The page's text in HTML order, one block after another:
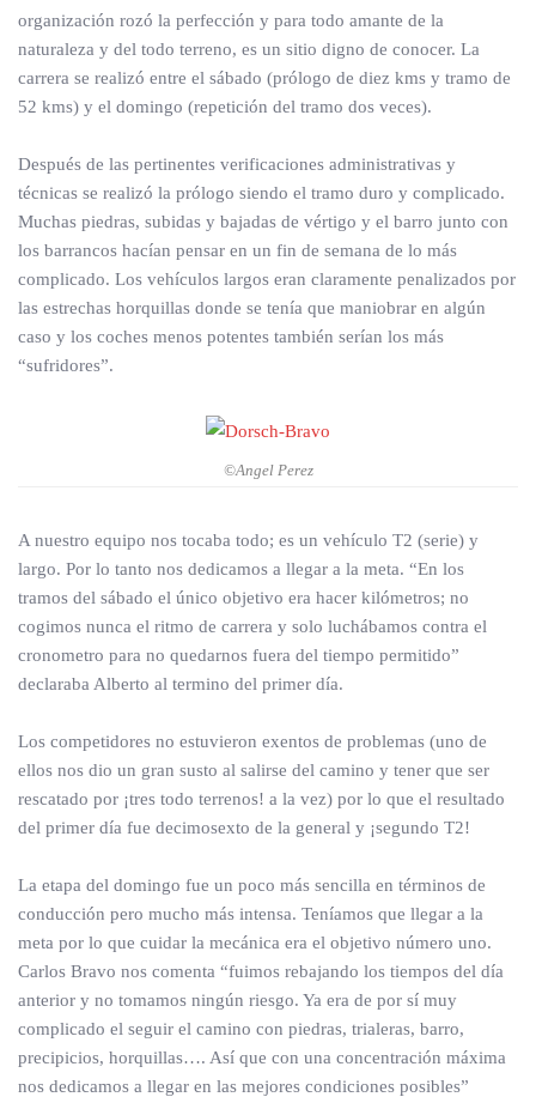
organización rozó la perfección y para todo amante de la
naturaleza y del todo terreno, es un sitio digno de conocer. La
carrera se realizó entre el sábado (prólogo de diez kms y tramo de
52 kms) y el domingo (repetición del tramo dos veces).
Después de las pertinentes verificaciones administrativas y
técnicas se realizó la prólogo siendo el tramo duro y complicado.
Muchas piedras, subidas y bajadas de vértigo y el barro junto con
los barrancos hacían pensar en un fin de semana de lo más
complicado. Los vehículos largos eran claramente penalizados por
las estrechas horquillas donde se tenía que maniobrar en algún
caso y los coches menos potentes también serían los más
“sufridores”.
©Angel Perez
A nuestro equipo nos tocaba todo; es un vehículo T2 (serie) y
largo. Por lo tanto nos dedicamos a llegar a la meta. “En los
tramos del sábado el único objetivo era hacer kilómetros; no
cogimos nunca el ritmo de carrera y solo luchábamos contra el
cronometro para no quedarnos fuera del tiempo permitido”
declaraba Alberto al termino del primer día.
Los competidores no estuvieron exentos de problemas (uno de
ellos nos dio un gran susto al salirse del camino y tener que ser
rescatado por ¡tres todo terrenos! a la vez) por lo que el resultado
del primer día fue decimosexto de la general y ¡segundo T2!
La etapa del domingo fue un poco más sencilla en términos de
conducción pero mucho más intensa. Teníamos que llegar a la
meta por lo que cuidar la mecánica era el objetivo número uno.
Carlos Bravo nos comenta “fuimos rebajando los tiempos del día
anterior y no tomamos ningún riesgo. Ya era de por sí muy
complicado el seguir el camino con piedras, trialeras, barro,
precipicios, horquillas…. Así que con una concentración máxima
nos dedicamos a llegar en las mejores condiciones posibles”